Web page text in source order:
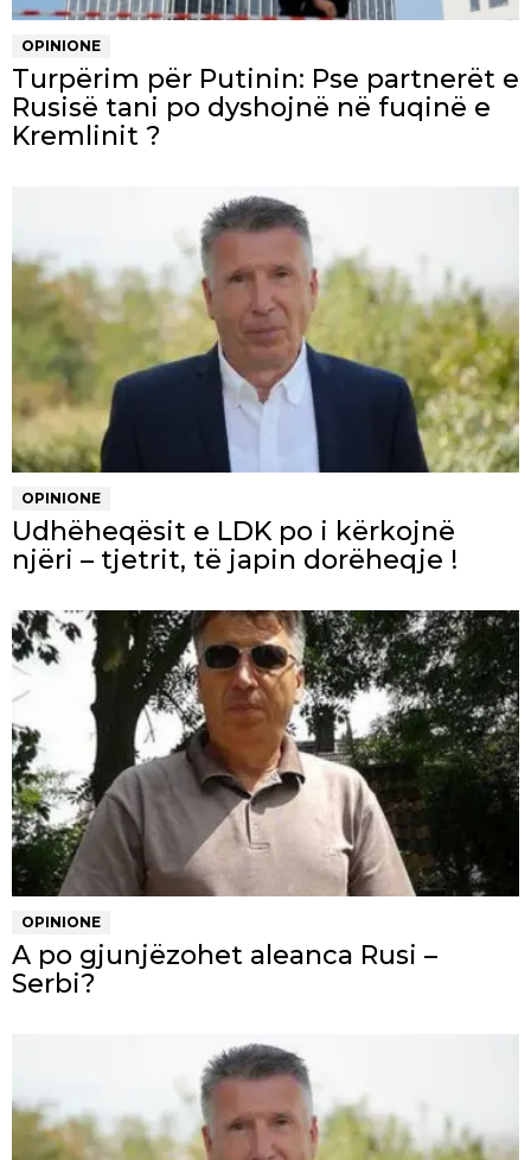
OPINIONE
Turpërim për Putinin: Pse partnerët e
Rusisë tani po dyshojnë në fuqinë e
Kremlinit ?
OPINIONE
Udhëheqësit e LDK po i kërkojnë
njëri – tjetrit, të japin dorëheqje !
OPINIONE
A po gjunjëzohet aleanca Rusi –
Serbi?